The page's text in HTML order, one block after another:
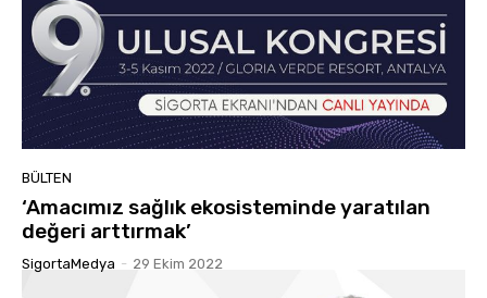
BÜLTEN
‘Amacımız sağlık ekosisteminde yaratılan
değeri arttırmak’
SigortaMedya - 29 Ekim 2022